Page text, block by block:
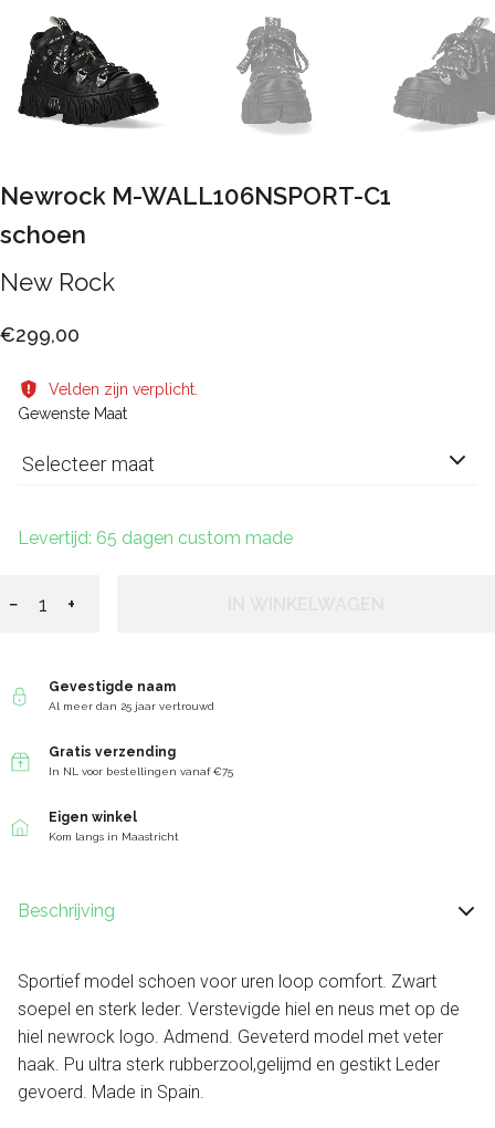
Newrock M-WALL106NSPORT-C1
schoen
New Rock
€299,00
Velden zijn verplicht.
Gewenste Maat
Selecteer maat
Levertijd: 65 dagen custom made
− +
Gevestigde naam
Al meer dan 25 jaar vertrouwd
Gratis verzending
In NL voor bestellingen vanaf €75
Eigen winkel
Kom langs in Maastricht
Beschrijving
Sportief model schoen voor uren loop comfort. Zwart
soepel en sterk leder. Verstevigde hiel en neus met op de
hiel newrock logo. Admend. Geveterd model met veter
haak. Pu ultra sterk rubberzool,gelijmd en gestikt Leder
gevoerd. Made in Spain.